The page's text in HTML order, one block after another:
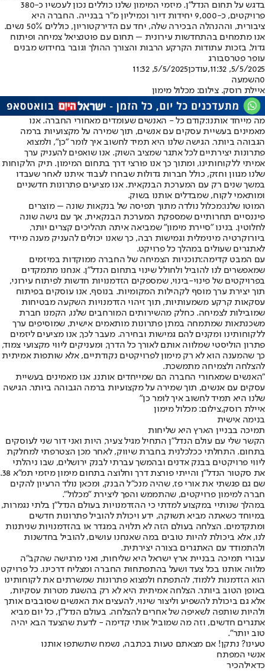
בדגש על תחום הנדל"ן. מיזמי המימון שלנו כוללים נכון לעכשיו כ-380
פרויקטים, כ-9,000 יחידות דיור וכמיליון מ"ר בבנייה. החברה היא
ציבורית, וההנהלה הבכירה שלה, יחד עם הדירקטוריון, כוללים 50% נשים.
אנו מתמחים בהתחדשות עירונית – תחום עם פוטנציאל צמיחה ופיתוח
גדול, בזכות עתודות הקרקע הרבות והצורך ההולך וגובר בחידוש מבנים
עופר פטרסבורג
5/5/2025, 11:32
,עודכן5/5/2025, 11:32
0השמעה
איילת רוסק. צילום: מכלול מימון
מה מייחד אותנו:קודם כל - האנשים שעומדים מאחורי החברה. אנו
מאמינים בעשיית עסקים עם אנשים, תוך שמירה על מקצועיות ברמה
הגבוהה ביותר. הגישה שלנו היא תמיד לחשוב איך לומר "כן", ולמצוא
פתרונות יצירתיים לכל אתגר שמציב השוק. אנו שואפים להעניק ערך
אמיתי ללקוחותינו, ומתוך כך אנו פורצי דרך בתחום המימון. תיק הלקוחות
שלנו מגוון וחזק, כולל חברות גדולות שבחרו לעבוד איתנו לאחר שעבדו
במשך שנים רק עם המערכת הבנקאית. אנו מציעים פתרונות חדשניים
ומותאמי לקוח, שמבדלים אותנו בשוק.
המוטו שלנו:מכלול נולדה מתוך תפיסה של בנקאות שונה – מוצרים
פיננסיים תחרותיים שמספקת המערכת הבנקאית, אך עם גישה שונה
לחלוטין. בנינו "סיירת מימון" שמביאה איתה תהליכים קצרים יותר,
ביורוקרטיה מינימלית וגמישות רבה, כך שאנו יכולים להעניק מענה מיידי
לאתגרים שעולים במהלך כל פרויקט.
עם המבט קדימה:תוכניות הצמיחה של החברה ממוקדות במיזמים
שמאפשרים לנו להוביל ולחולל שינוי בתחום הנדל"ן. אנחנו מתמקדים
בפרויקטים של פינוי-בינוי, שמספקים הזדמנויות חדשות לפיתוח עירוני,
תוך יצירת ערך מוסף לקהילות המקומיות. בנוסף, אנו עוסקים בפיתוח
עסקאות קרקע משמעותיות, תוך זיהוי הזדמנויות השקעה מבטיחות
שמובילות לצמיחה. כחלק מהשירותים המורחבים שלנו, הקמנו חברת
משכנתאות שמתמחה במתן פתרונות מותאמים אישית, שמוסיפים ערך
ללקוחותינו ומקנים להם גמישות ובחירה. מעבר לכך, אנו מציעים ליזמים
פתרון הוליסטי שמלווה אותם לאורך כל הדרך, ומעניקים ליווי מקצועי צמוד,
כך שהמענה הוא לא רק מימון לפרויקטים נקודתיים, אלא שותפות אמיתית
להצלחה ולצמיחה מתמשכת.
"האנשים שמאחורי החברה הם שמייחדים אותנו. אנו מאמינים בעשיית
עסקים עם אנשים, תוך שמירה על מקצועיות ברמה הגבוהה ביותר. הגישה
שלנו היא תמיד לחשוב איך לומר כן"
איילת רוסק,צילום: מכלול מימון
בנימה אישית
תמיכה בבניין הארץ היא שליחות
הקשר שלי עם עולם הנדל"ן התחיל מגיל צעיר, היות ואני דור שני לעוסקים
בתחום. התחלתי ככלכלנית בחברת שיווק, לאחר מכן הצטרפתי למחלקת
ליווי פרויקטים בבנק אדנים ובהמשך עברתי לבנק ירושלים, שבו ניהלתי
את סקטור הנדל"ן והייתי פורצת דרך וחלוצה בתחום מימון מיזמי תמ"א 38.
שם גם פגשתי את אורי פז, שהיה מנכ"ל הבנק, ומכאן נולד הרעיון להקים
חברה למימון פרויקטים, שהתממש והפך ליצירת "מכלול".
במהלך שנותיי במקצוע למדתי כי ההזדמנויות בעולם הנדל"ן בלתי נגמרות,
במיוחד כשאתה מביא תשוקה, ידע ויכולת להוביל פתרונות חדשים
ומתקדמים. הצלחה בעולם הזה לא תלויה במגדר או בהזדמנויות שניתנות
לנו, אלא ביכולת להיות טובים במה שאנחנו עושים, להוביל בחדשנות
ולהתמודד עם האתגרים בצורה יצירתית.
עבורי תמיכה בבניית ארץ ישראל היא שליחות, ואני מרגישה שהקב"ה
מלווה אותנו בכל צעד ושעל בהתפתחות החברה ומצליח דרכינו. כל פרויקט
הוא הזדמנות ללמוד, להתפתח ולמצוא פתרונות שמשרתים את לקוחותינו
באופן הטוב ביותר. הצלחה אמיתית היא לא רק בהשגת מטרות עסקיות,
אלא גם ביכולת להשפיע וליצור שינוי, להעצים את האנשים שסובבים אותך
ולהיות שותפה לשאיפה של אחרים להצלחה. בעולם הנדל"ן, כל יום מביא
אתגרים חדשים, וזה מה שמוביל אותי קדימה - לדעת שהצעד הבא יהיה
טוב יותר".
טעינו? נתקן! אם מצאתם טעות בכתבה, נשמח שתשתפו אותנו
אנשי המפתח
כדאילהכיר